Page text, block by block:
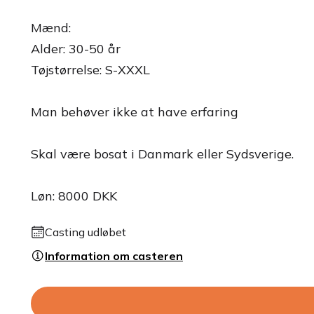
Mænd:
Alder: 30-50 år
Tøjstørrelse: S-XXXL
Man behøver ikke at have erfaring
Skal være bosat i Danmark eller Sydsverige.
Løn: 8000 DKK
Casting udløbet
Information om casteren